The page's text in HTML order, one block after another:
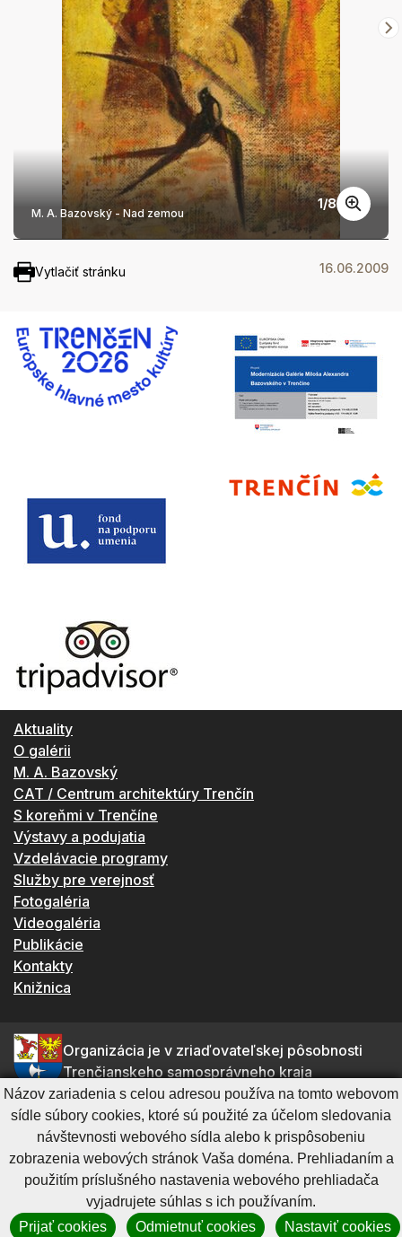
M. A. Bazovský - Nad zemou
1/8
Vytlačiť stránku 16.06.2009
Aktuality
O galérii
M. A. Bazovský
CAT / Centrum architektúry Trenčín
S koreňmi v Trenčíne
Výstavy a podujatia
Vzdelávacie programy
Služby pre verejnosť
Fotogaléria
Videogaléria
Publikácie
Kontakty
Knižnica
Organizácia je v zriaďovateľskej pôsobnosti
Trenčianskeho samosprávneho kraja
Galéria Miloša Alexandra Bazovského v Trenčíne
Palackého 27
Trenčín
tel.: 032 / 743 68 58 (spojovateľ)
Názov zariadenia s celou adresou používa na tomto webovom
sídle súbory cookies, ktoré sú použité za účelom sledovania
návštevnosti webového sídla alebo k prispôsobeniu
zobrazenia webových stránok Vaša doména. Prehliadaním a
použitím príslušného nastavenia webového prehliadača
vyjadrujete súhlas s ich používaním.
Prijať cookies
Odmietnuť cookies Nastaviť cookies